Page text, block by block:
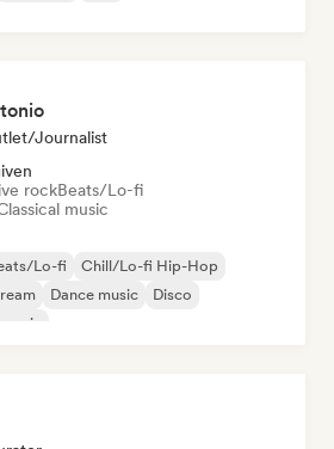
Journalist
rockBeats/Lo-fi
music
Lo-fi
Chill/Lo-fi Hip-Hop
Dance music
Disco